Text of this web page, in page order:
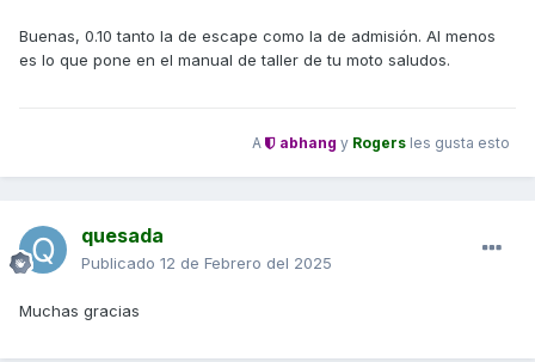
Buenas, 0.10 tanto la de escape como la de admisión. Al menos
es lo que pone en el manual de taller de tu moto saludos.
A abhang y Rogers les gusta esto
quesada
Publicado 12 de Febrero del 2025
Muchas gracias